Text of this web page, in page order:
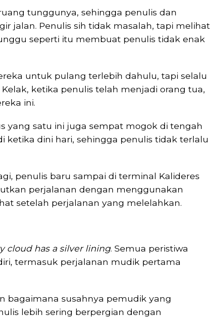
tunggunya, sehingga penulis dan
jalan. Penulis sih tidak masalah, tapi melihat
seperti itu membuat penulis tidak enak
untuk pulang terlebih dahulu, tapi selalu
ketika penulis telah menjadi orang tua,
ini.
yang satu ini juga sempat mogok di tengah
ketika dini hari, sehingga penulis tidak terlalu
penulis baru sampai di terminal Kalideres
perjalanan dengan menggunakan
setelah perjalanan yang melelahkan.
cloud has a silver lining. Semua peristiwa
termasuk perjalanan mudik pertama
bagaimana susahnya pemudik yang
lebih sering berpergian dengan